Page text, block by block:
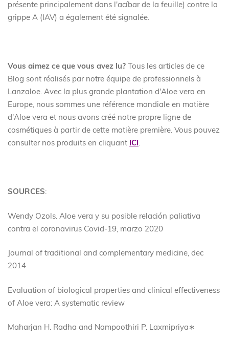
présente principalement dans l'acíbar de la feuille) contre la
grippe A (IAV) a également été signalée.
Vous aimez ce que vous avez lu? Tous les articles de ce
Blog sont réalisés par notre équipe de professionnels à
Lanzaloe. Avec la plus grande plantation d'Aloe vera en
Europe, nous sommes une référence mondiale en matière
d'Aloe vera et nous avons créé notre propre ligne de
cosmétiques à partir de cette matière première. Vous pouvez
consulter nos produits en cliquant ICI.
SOURCES:
Wendy Ozols. Aloe vera y su posible relación paliativa
contra el coronavirus Covid-19, marzo 2020
Journal of traditional and complementary medicine, dec
2014
Evaluation of biological properties and clinical effectiveness
of Aloe vera: A systematic review
Maharjan H. Radha and Nampoothiri P. Laxmipriya∗